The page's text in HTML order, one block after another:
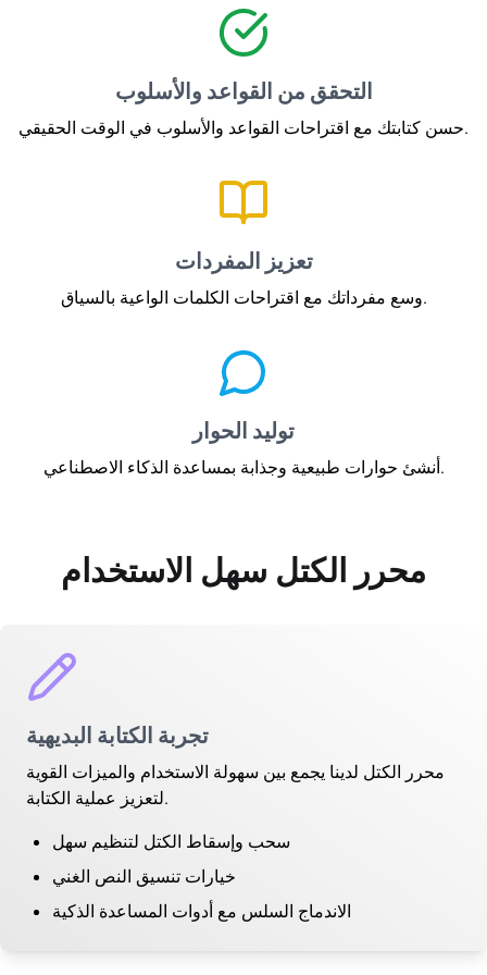
التحقق من القواعد والأسلوب
حسن كتابتك مع اقتراحات القواعد والأسلوب في الوقت الحقيقي.
تعزيز المفردات
وسع مفرداتك مع اقتراحات الكلمات الواعية بالسياق.
توليد الحوار
أنشئ حوارات طبيعية وجذابة بمساعدة الذكاء الاصطناعي.
محرر الكتل سهل الاستخدام
تجربة الكتابة البديهية
محرر الكتل لدينا يجمع بين سهولة الاستخدام والميزات القوية
لتعزيز عملية الكتابة.
سحب وإسقاط الكتل لتنظيم سهل
خيارات تنسيق النص الغني
الاندماج السلس مع أدوات المساعدة الذكية